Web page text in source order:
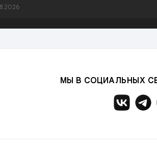
МЫ В СОЦИАЛЬНЫХ